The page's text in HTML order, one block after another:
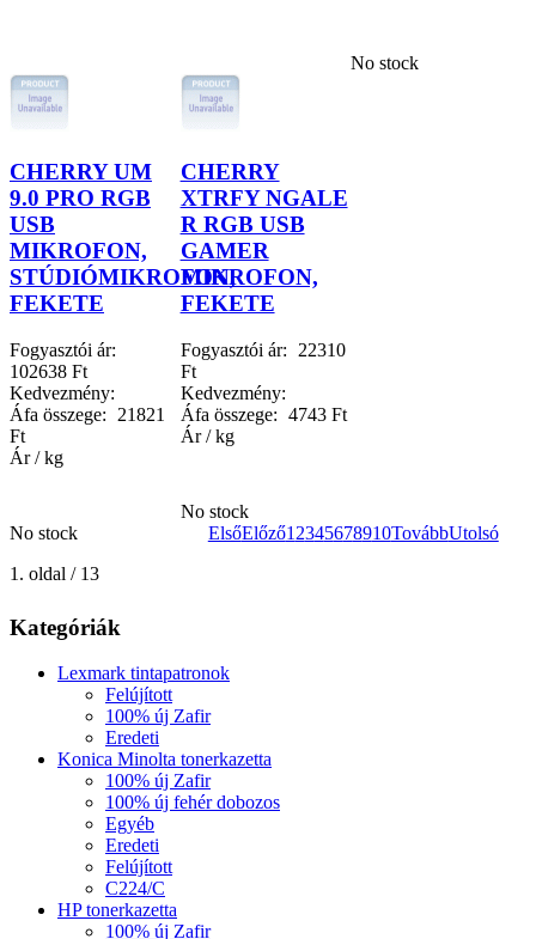
No stock
CHERRY UM
9.0 PRO RGB
USB
MIKROFON,
STÚDIÓMIKROFON,
FEKETE
Fogyasztói ár:
102638 Ft
Kedvezmény:
Áfa összege:
21821
Ft
Ár / kg
No stock
CHERRY
XTRFY NGALE
R RGB USB
GAMER
MIKROFON,
FEKETE
Fogyasztói ár:
22310
Ft
Kedvezmény:
Áfa összege: 4743 Ft
Ár / kg
No stock
ElsőElőző1 2345678910TovábbUtolsó
1. oldal / 13
Kategóriák
Lexmark tintapatronok
Felújított
100% új Zafir
Eredeti
Konica Minolta tonerkazetta
100% új Zafir
100% új fehér dobozos
Egyéb
Eredeti
Felújított
C224/C
HP tonerkazetta
100% új Zafir